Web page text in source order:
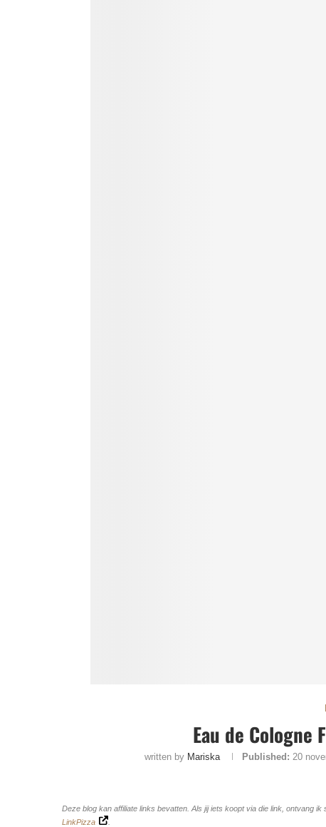
Eau de Cologne
written by Mariska Published: 20
Deze blog kan affiliate links bevatten. Als jij iets koopt via die link, ontvang
LinkPizza